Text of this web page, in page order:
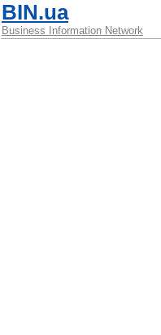
BIN.ua
Business Information Network